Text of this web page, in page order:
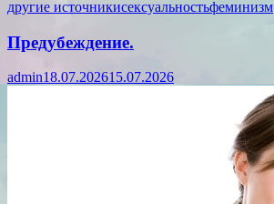
другие источникисексуальностьфеминизм
Предубеждение.
admin18.07.202615.07.2026